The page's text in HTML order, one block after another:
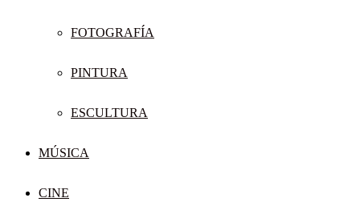
FOTOGRAFÍA
PINTURA
ESCULTURA
MÚSICA
CINE